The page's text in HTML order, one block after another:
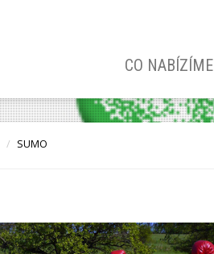
CO NABÍZÍME
SUMO